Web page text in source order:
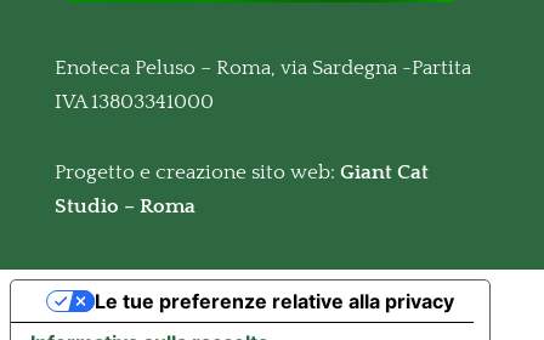
Enoteca Peluso – Roma, via Sardegna -Partita
IVA 13803341000
Progetto e creazione sito web: Giant Cat
Studio – Roma
Le tue preferenze relative alla privacy